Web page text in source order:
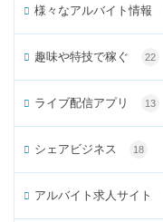
様々なアルバイト情報
趣味や特技で稼ぐ 22
ライブ配信アプリ 13
シェアビジネス 18
アルバイト求人サイト